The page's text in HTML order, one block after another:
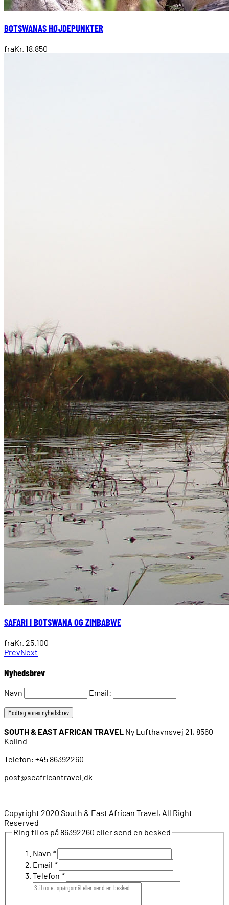
BOTSWANAS HØJDEPUNKTER
fraKr. 18.850
SAFARI I BOTSWANA OG ZIMBABWE
fraKr. 25.100
PrevNext
Nyhedsbrev
Navn Email:
SOUTH & EAST AFRICAN TRAVEL Ny Lufthavnsvej 21, 8560
Kolind
Telefon: +45 86392260
post@seafricantravel.dk
Copyright 2020 South & East African Travel, All Right
Reserved
Ring til os på 86392260 eller send en besked
Navn *
Email *
Telefon *